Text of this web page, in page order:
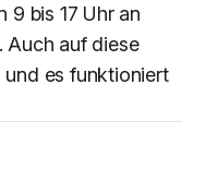
9 bis 17 Uhr an
Auch auf diese
und es funktioniert